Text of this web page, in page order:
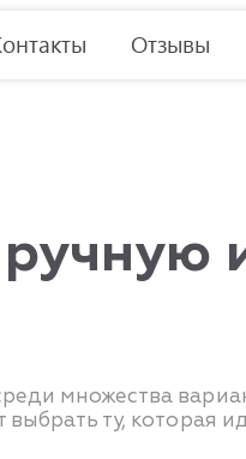
Отзывы
множества
ту, которая